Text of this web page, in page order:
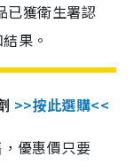
已獲衛生署認
果。
>>按此選購<<
優惠價只要